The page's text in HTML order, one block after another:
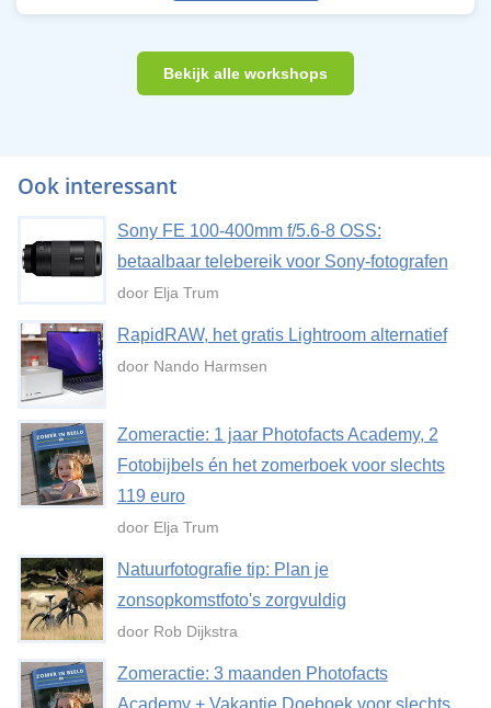
Bekijk alle workshops
Ook interessant
Sony FE 100-400mm f/5.6-8 OSS:
betaalbaar telebereik voor Sony-fotografen
door Elja Trum
RapidRAW, het gratis Lightroom alternatief
door Nando Harmsen
Zomeractie: 1 jaar Photofacts Academy, 2
Fotobijbels én het zomerboek voor slechts
119 euro
door Elja Trum
Natuurfotografie tip: Plan je
zonsopkomstfoto's zorgvuldig
door Rob Dijkstra
Zomeractie: 3 maanden Photofacts